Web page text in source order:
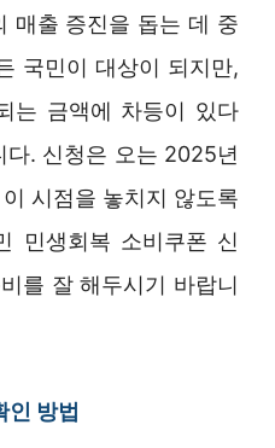
매출 증진을 돕는 데 중
국민이 대상이 되지만,
는 금액에 차등이 있다
다. 신청은 오는 2025년
시점을 놓치지 않도록
민생회복 소비쿠폰 신
를 잘 해두시기 바랍니
인 방법